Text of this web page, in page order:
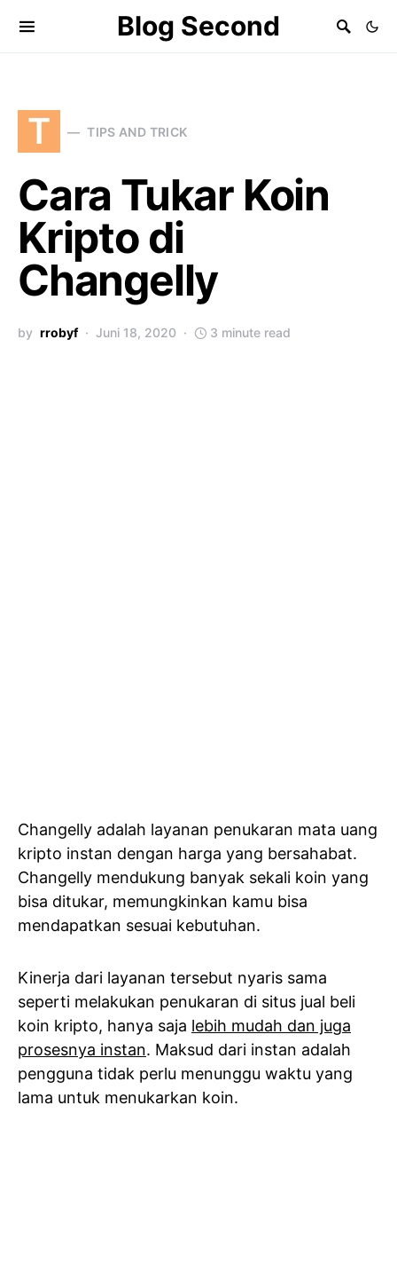
Blog Second
T TIPS AND TRICK
Cara Tukar Koin
Kripto di
Changelly
by rrobyf Juni 18, 2020 3 minute read
Changelly adalah layanan penukaran mata uang
kripto instan dengan harga yang bersahabat.
Changelly mendukung banyak sekali koin yang
bisa ditukar, memungkinkan kamu bisa
mendapatkan sesuai kebutuhan.
Kinerja dari layanan tersebut nyaris sama
seperti melakukan penukaran di situs jual beli
koin kripto, hanya saja lebih mudah dan juga
prosesnya instan. Maksud dari instan adalah
pengguna tidak perlu menunggu waktu yang
lama untuk menukarkan koin.